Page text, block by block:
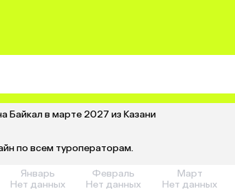
Байкал в марте 2027 из Казани
по всем туроператорам.
Январь
Нет данных
Февраль
Нет данных
Март
Нет данных